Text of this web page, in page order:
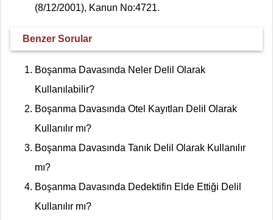
(8/12/2001), Kanun No:4721.
Benzer Sorular
Boşanma Davasında Neler Delil Olarak
Kullanılabilir?
Boşanma Davasında Otel Kayıtları Delil Olarak
Kullanılır mı?
Boşanma Davasında Tanık Delil Olarak Kullanılır
mı?
Boşanma Davasında Dedektifin Elde Ettiği Delil
Kullanılır mı?